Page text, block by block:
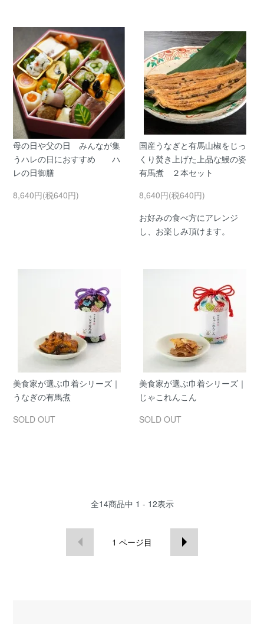
母の日や父の日 みんなが集
うハレの日におすすめ ハ
レの日御膳
8,640円(税640円)
国産うなぎと有馬山椒をじっ
くり焚き上げた上品な鰻の姿
有馬煮 ２本セット
8,640円(税640円)
お好みの食べ方にアレンジ
し、お楽しみ頂けます。
美食家が選ぶ巾着シリーズ｜
うなぎの有馬煮
SOLD OUT
美食家が選ぶ巾着シリーズ｜
じゃこれんこん
SOLD OUT
全14商品中 1 - 12表示
1 ページ目